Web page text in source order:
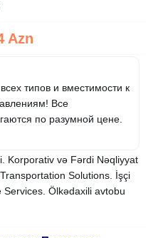
Azn
типов и вместимости к
Все
по разумной цене.
Korporativ və Fərdi Nəqliyyat
Solutions. İşçi
Services. Ölkədaxili avtobu